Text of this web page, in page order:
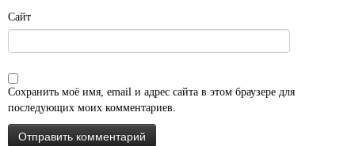
Сайт
Сохранить моё имя, email и адрес сайта в этом браузере для
последующих моих комментариев.